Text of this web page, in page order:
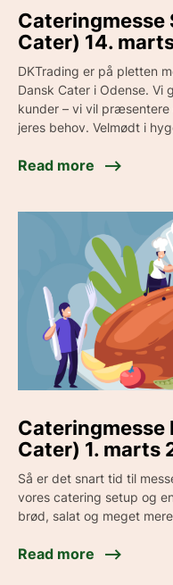
Cateringmesse
Cater) 14.
DKTrading er på pletten
Dansk Cater i Odense.
kunder – vi vil
jeres behov. Velmødt i
Read more
Cateringmesse
Cater) 1. marts
Så er det snart tid til
vores catering setup og
brød, salat og meget
Read more